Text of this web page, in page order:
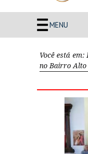
MENU
Você está em:
no Bairro Alto